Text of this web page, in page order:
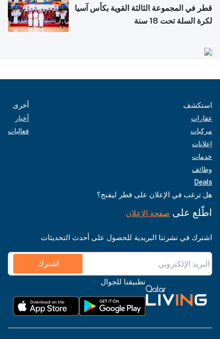
قطر في المجموعة الثالثة القوية بكأس آسيا
لكرة السلة تحت 18 سنة
استكشف
عقارات
مركبات
إعلانات
خدمات
وظائف
Deals
أخرى
أخبار
فعاليات
هل ترغب في الإعلان على قطر ليفنج؟
اطّلع على صفحة الإعلان
اشترك في نشرتنا البريدية للحصول على أحدث التحديثات
اشترك
تطبيقنا للجوال